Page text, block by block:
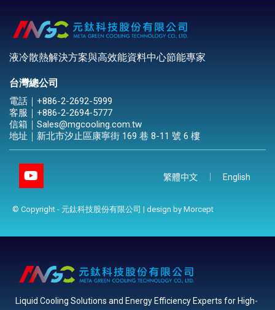
液冷散熱解決方案與高效能資料中心節能專家
台灣總公司
電話｜ +886-2-2692-5999
客服｜ +886-2-2694-5777
信箱｜ Sales@mgcooling.com.tw
地址｜ 新北市汐止區康寧街 169 巷 8-11 號 6 樓
© Copyright - 元鈦科技股份有限公司 | design by Morcept
繁體中文 English
Liquid Cooling Solutions and Energy Efficiency Experts for High-